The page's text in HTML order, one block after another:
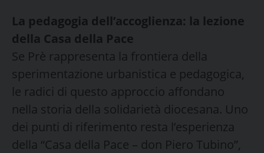
La pedagogia dell’accoglienza: la lezione
della Casa della Pace
Se Prè rappresenta la frontiera della
sperimentazione urbanistica e pedagogica,
le radici di questo approccio affondano
nella storia della solidarietà diocesana. Uno
dei punti di riferimento resta l’esperienza
della “Casa della Pace – don Piero Tubino”,